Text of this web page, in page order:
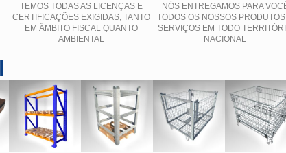
TEMOS TODAS AS LICENÇAS E
CERTIFICAÇÕES EXIGIDAS, TANTO
EM ÂMBITO FISCAL QUANTO
AMBIENTAL
NÓS ENTREGAMOS PARA
TODOS OS NOSSOS
SERVIÇOS EM TODO
NACIONAL